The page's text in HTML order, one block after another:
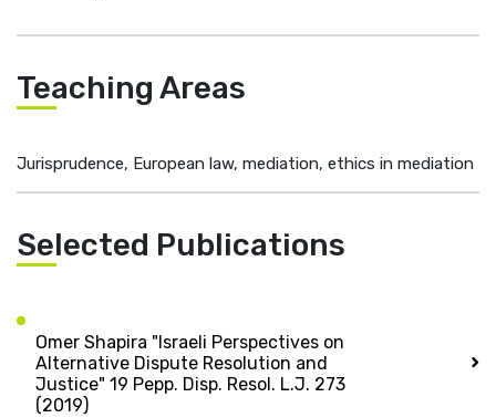
Teaching Areas
Jurisprudence, European law, mediation, ethics in mediation
Selected Publications
Omer Shapira "Israeli Perspectives on
Alternative Dispute Resolution and
Justice" 19 Pepp. Disp. Resol. L.J. 273
(2019)